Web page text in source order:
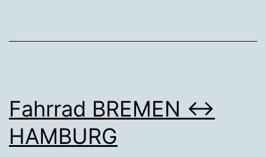
Fahrrad BREMEN ↔
HAMBURG